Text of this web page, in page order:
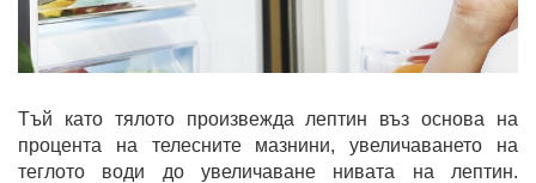
Тъй като тялото произвежда лептин въз основа на
процента на телесните мазнини, увеличаването на
теглото води до увеличаване нивата на лептин.